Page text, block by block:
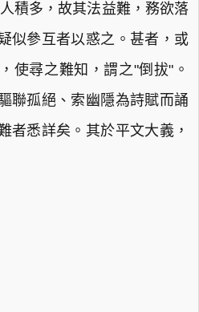
積多，故其法益難，務欲落
似參互者以惑之。甚者，或
使尋之難知，謂之"倒拔"。
聯孤絕、索幽隱為詩賦而誦
者悉詳矣。其於平文大義，